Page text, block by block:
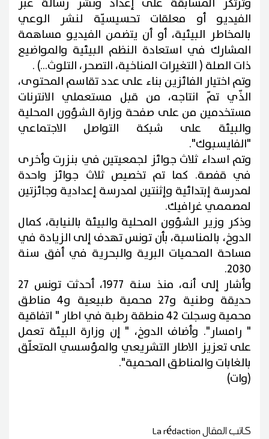
الفيديو أو معلقات تحسيسيّة لنشر الوعي
بالمخاطر البيئية، أو أن يتضمن الفيديو مساهمة
المشارك في استعادة النظم البيئية والمواضيع
ذات الصلة ( التغيرات المناخية، التصحر، التلوث...) .
وتم اختيار الفائزين بناء على عدد تقاسم المحتوى،
الذّي تمّ انتاجه، من قبل مستعملي الانترنات
مستخدمين من على صفحة وزارة الشؤون المحلية
والبيئة على شبكة التواصل الاجتماعي
"الفايسبوك".
وتم اسداء ثلاث جوائز لجمعيتين في بنزرت وأخرى
في قفصة. كما تم تخصيص ثلاث جوائز واحدة
لمدرسة إبتدائية وإثنتين لمدرسة إعدادية وجائزتين
لمصممي غرافيك.
وذكر وزير الشؤون المحلية والبيئة بالنيابة، كمال
الدوخ، بالمناسبة، بأن تونس تهدف إلى الزيادة في
مساحة المحميات البرية والبحرية في أفق سنة
2030.
وأشار إلى أنه، منذ سنة 1977، أحدثت تونس 27
حديقة وطنية و27 محمية طبيعية و4 مناطق
محمية وسجلت 42 منطقة رطبة في اطار " اتفاقية
" رامسار". وأضاف الدوخ، " إن وزارة البيئة تعمل
على تعزيز الاطار التشريعي والمؤسسي المتعلّق
بالغابات والمناطق المحمية".
(وات)
كاتب المقالLa rédaction